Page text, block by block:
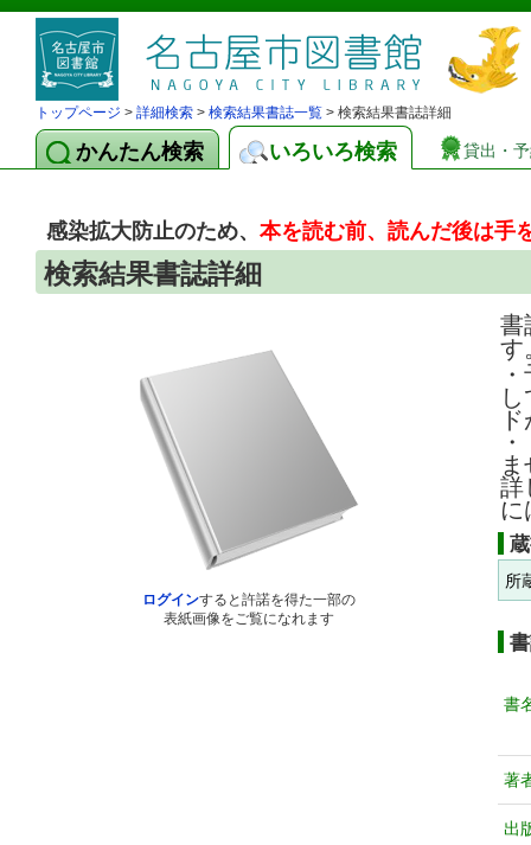
トップページ > 詳細検索 > 検索結果書誌一覧 > 検索結果書誌詳細
かんたん検索 いろいろ検索 貸出・
感染拡大防止のため、本を読む前、読んだ後は手
検索結果書誌詳細
ログインすると許諾を得た一部の
表紙画像をご覧になれます
書
す
詳
に
所
書
著
出